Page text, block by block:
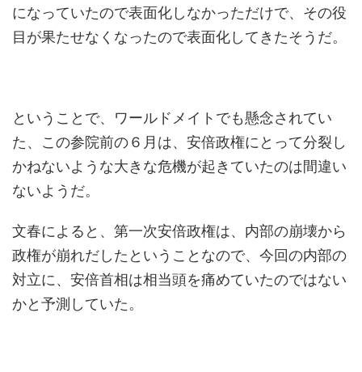
になっていたので表面化しなかっただけで、その役
目が果たせなくなったので表面化してきたそうだ。
ということで、ワールドメイトでも懸念されてい
た、この参院前の６月は、安倍政権にとって分裂し
かねないような大きな危機が起きていたのは間違い
ないようだ。
文春によると、第一次安倍政権は、内部の崩壊から
政権が崩れだしたということなので、今回の内部の
対立に、安倍首相は相当頭を痛めていたのではない
かと予測していた。